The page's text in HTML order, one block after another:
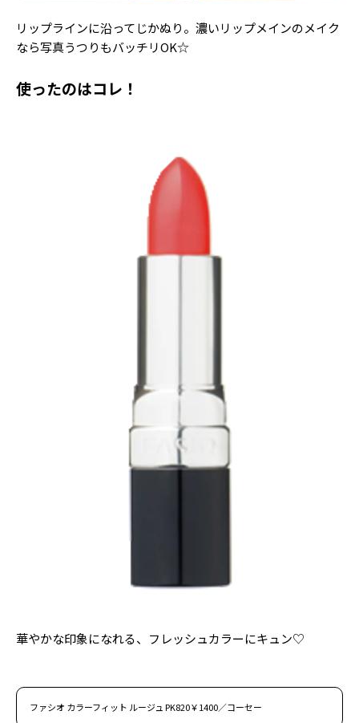
リップラインに沿ってじかぬり。濃いリップメインのメイク
なら写真うつりもバッチリOK☆
使ったのはコレ！
華やかな印象になれる、フレッシュカラーにキュン♡
ファシオ カラーフィット ルージュ PK820￥1400／コーセー